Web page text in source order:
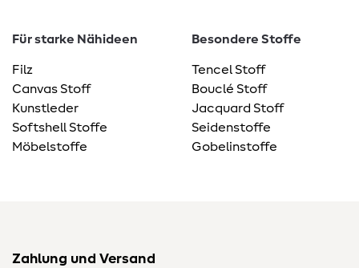
Für starke Nähideen
Filz
Canvas Stoff
Kunstleder
Softshell Stoffe
Möbelstoffe
Besondere Stoffe
Tencel Stoff
Bouclé Stoff
Jacquard Stoff
Seidenstoffe
Gobelinstoffe
Zahlung und Versand